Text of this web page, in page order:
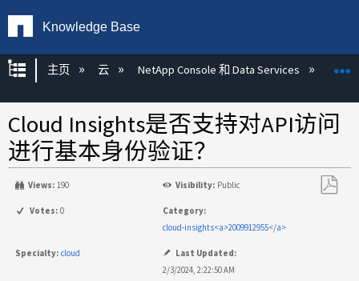
Knowledge Base
扩展/隐缩全局层次
主页 云 NetApp Console 和 Data Services
Cloud Insights是否支持对API访问
进行基本身份验证？
Views: 190 Visibility: Public
Votes: 0
Category:
cloud-insights<a>2009912955</a>
Specialty: cloud
Last Updated:
2/3/2024, 2:22:50 AM